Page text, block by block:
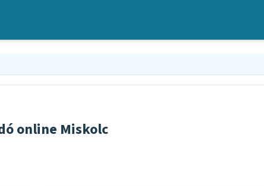
online Miskolc